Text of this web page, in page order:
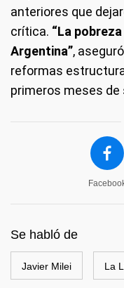
anteriores que
crítica. “La
Argentina”,
reformas
primeros meses de
Se habló de
Javier Milei La